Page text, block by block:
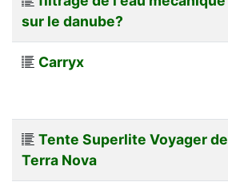
sur le danube?
Carryx
Tente Superlite Voyager de
Terra Nova